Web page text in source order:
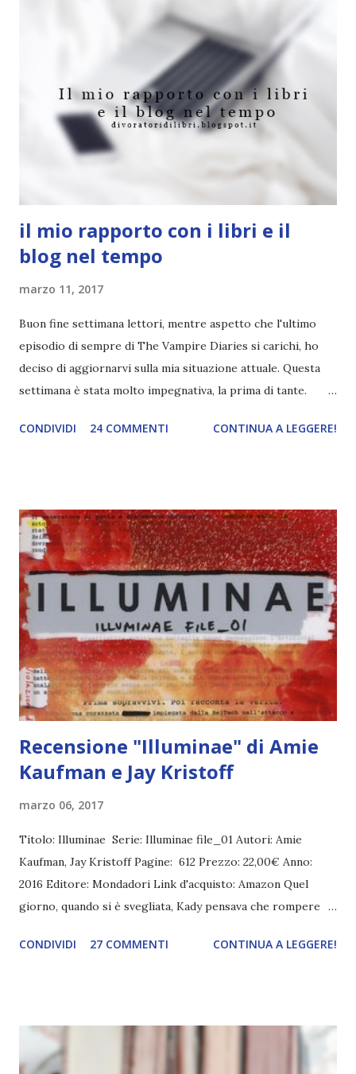
nell’impossibile arte di conoscere tutti senza conoscere
davvero nessuno, di farsi amare senza amare a propria
volta. E finora è riuscito a cavarsela. Ma le cose prendono
una piega inaspettata quando Jack vede per la prima volta
Libby. Libby che non è come le altre ragazze. Libby che
porta addosso tutto il peso dell’universo: un passato
difficile e tanti, troppi chili per poter essere accettata dai
suoi compagni di scuola. Un giorno, per non sfigurare
il mio rapporto con i libri e il
blog nel tempo
marzo 11, 2017
Buon fine settimana lettori, mentre aspetto che l'ultimo
episodio di sempre di The Vampire Diaries si carichi, ho
deciso di aggiornarvi sulla mia situazione attuale. Questa
settimana è stata molto impegnativa, la prima di tante.
(dalle cinque alle sette ore a materia e io dopo due vorrei
ma di come io, lettrice e blogger, sono cambiata in quattro
anni di blogging.
CONDIVIDI 24 COMMENTI CONTINUA A LEGGERE!
Recensione "Illuminae" di Amie
Kaufman e Jay Kristoff
marzo 06, 2017
Titolo: Illuminae Serie: Illuminae file_01 Autori: Amie
Kaufman, Jay Kristoff Pagine: 612 Prezzo: 22,00€ Anno:
2016 Editore: Mondadori Link d'acquisto: Amazon Quel
giorno, quando si è svegliata, Kady pensava che rompere
Poche ore dopo il suo pianeta è stato invaso. Anno 2575: il
abitanti terrorizzati, una squadra d'assalto delle BeiTech,
una potente corporation interstellare, dà inizio
CONDIVIDI 27 COMMENTI CONTINUA A LEGGERE!